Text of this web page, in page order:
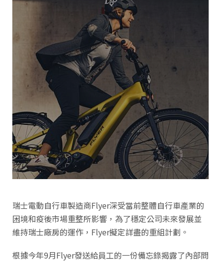
瑞士電動自行車製造商Flyer深受當前整體自行車產業的
困境和疫後市場重整所影響，為了穩定公司未來發展並
維持瑞士廠房的運作，Flyer擬定詳盡的重組計劃。
根據今年9月Flyer發送給員工的一份備忘錄揭露了內部問